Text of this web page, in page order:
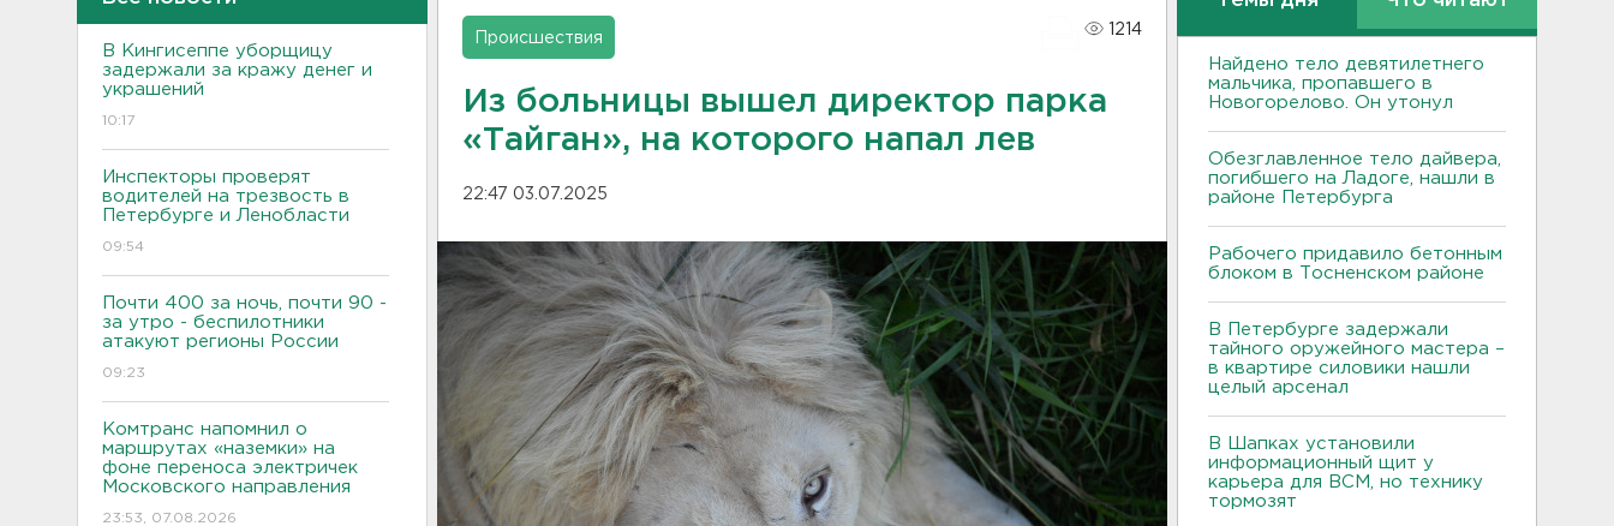
В Кингисеппе уборщицу
задержали за кражу денег и
украшений
10:17
Инспекторы проверят
водителей на трезвость в
Петербурге и Ленобласти
09:54
Почти 400 за ночь, почти 90 -
за утро - беспилотники
атакуют регионы России
09:23
Комтранс напомнил о
маршрутах «наземки» на
фоне переноса электричек
Московского направления
23:53, 07.08.2026
Происшествия
1214
Из больницы вышел директор парка
«Тайган», на которого напал лев
22:47 03.07.2025
Найдено тело девятилетнего
мальчика, пропавшего в
Новогорелово. Он утонул
Обезглавленное тело дайвера,
погибшего на Ладоге, нашли в
районе Петербурга
Рабочего придавило бетонным
блоком в Тосненском районе
В Петербурге задержали
тайного оружейного мастера –
в квартире силовики нашли
целый арсенал
В Шапках установили
информационный щит у
карьера для ВСМ, но технику
тормозят